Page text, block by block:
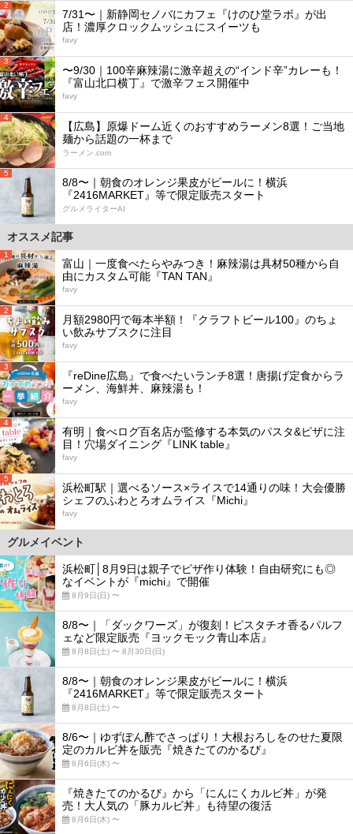
2
7/31〜｜新静岡セノバにカフェ『けのひ堂ラボ』が出
店！濃厚クロックムッシュにスイーツも
favy
3
〜9/30｜100辛麻辣湯に激辛超えの“インド辛”カレーも！
『富山北口横丁』で激辛フェス開催中
favy
4
【広島】原爆ドーム近くのおすすめラーメン8選！ご当地
麺から話題の一杯まで
ラーメン.com
5
8/8〜｜朝食のオレンジ果皮がビールに！横浜
『2416MARKET』等で限定販売スタート
グルメライターAI
オススメ記事
1
富山｜一度食べたらやみつき！麻辣湯は具材50種から自
由にカスタム可能『TAN TAN』
favy
2
月額2980円で毎本半額！『クラフトビール100』のちょ
い飲みサブスクに注目
favy
3
『reDine広島』で食べたいランチ8選！唐揚げ定食からラ
ーメン、海鮮丼、麻辣湯も！
favy
4
有明｜食べログ百名店が監修する本気のパスタ&ピザに注
目！穴場ダイニング『LINK table』
favy
5
浜松町駅｜選べるソース×ライスで14通りの味！大会優勝
シェフのふわとろオムライス『Michi』
favy
グルメイベント
浜松町│8月9日は親子でピザ作り体験！自由研究にも◎
なイベントが『michi』で開催
8月9日(日) 〜
8/8〜｜「ダックワーズ」が復刻！ピスタチオ香るパルフ
ェなど限定販売『ヨックモック青山本店』
8月8日(土) 〜 8月30日(日)
8/8〜｜朝食のオレンジ果皮がビールに！横浜
『2416MARKET』等で限定販売スタート
8月8日(土) 〜
8/6〜｜ゆずぽん酢でさっぱり！大根おろしをのせた夏限
定のカルビ丼を販売『焼きたてのかるび』
8月6日(木) 〜
『焼きたてのかるび』から「にんにくカルビ丼」が発
売！大人気の「豚カルビ丼」も待望の復活
8月6日(木) 〜